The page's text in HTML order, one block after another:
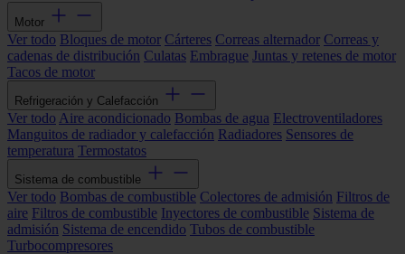
Motor
Ver todo Bloques de motor Cárteres Correas alternador Correas y
cadenas de distribución Culatas Embrague Juntas y retenes de motor
Tacos de motor
Refrigeración y Calefacción
Ver todo Aire acondicionado Bombas de agua Electroventiladores
Manguitos de radiador y calefacción Radiadores Sensores de
temperatura Termostatos
Sistema de combustible
Ver todo Bombas de combustible Colectores de admisión Filtros de
aire Filtros de combustible Inyectores de combustible Sistema de
admisión Sistema de encendido Tubos de combustible
Turbocompresores